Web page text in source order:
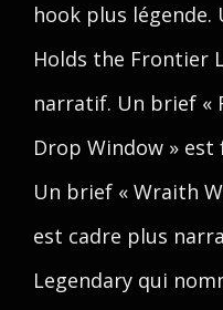
hook plus légende.
Holds the Frontier
narratif. Un brief «
Drop Window »
Un brief « Wraith
est cadre plus
Legendary qui